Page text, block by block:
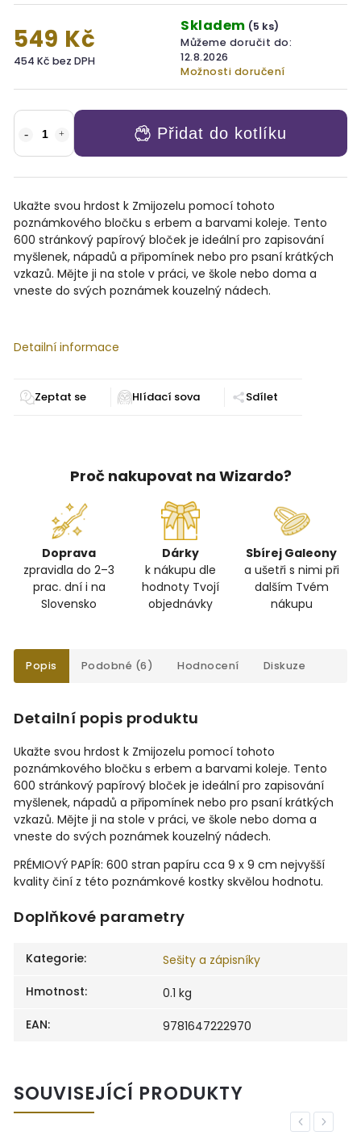
549 Kč
454 Kč bez DPH
Skladem (5 ks)
Můžeme doručit do:
12.8.2026
Možnosti doručení
Přidat do kotlíku
Ukažte svou hrdost k Zmijozelu pomocí tohoto
poznámkového bločku s erbem a barvami koleje. Tento
600 stránkový papírový bloček je ideální pro zapisování
myšlenek, nápadů a připomínek nebo pro psaní krátkých
vzkazů. Mějte ji na stole v práci, ve škole nebo doma a
vneste do svých poznámek kouzelný nádech.
Detailní informace
Zeptat se Sdílet
Proč nakupovat na Wizardo?
Doprava
zpravidla do 2–3
prac. dní i na
Slovensko
Dárky
k nákupu dle
hodnoty Tvojí
objednávky
Sbírej Galeony
a ušetři s nimi při
dalším Tvém
nákupu
Popis Podobné (6) Hodnocení Diskuze
Detailní popis produktu
Ukažte svou hrdost k Zmijozelu pomocí tohoto
poznámkového bločku s erbem a barvami koleje. Tento
600 stránkový papírový bloček je ideální pro zapisování
myšlenek, nápadů a připomínek nebo pro psaní krátkých
vzkazů. Mějte ji na stole v práci, ve škole nebo doma a
vneste do svých poznámek kouzelný nádech.
PRÉMIOVÝ PAPÍR: 600 stran papíru cca 9 x 9 cm nejvyšší
kvality činí z této poznámkové kostky skvělou hodnotu.
Doplňkové parametry
Kategorie:
Sešity a zápisníky
Hmotnost:
0.1 kg
EAN: 9781647222970
SOUVISEJÍCÍ PRODUKTY
Previous
Next